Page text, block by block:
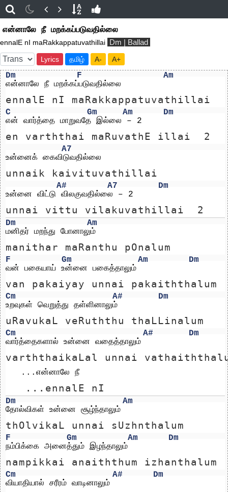
என்னாலே நீ மறக்கப்படுவதில்லை
ennalE nI maRakkappatuvathillai Dm | Ballad
Lyrics தமிழ் A- A+
Dm F
Am
என்னாலே நீ மறக்கப்படுவதில்லை
ennalE nI maRakkappatuvathillai
C Gm Am
Dm
என் வார்த்தை மாறுவதே இல்லை – 2
en varththai maRuvathE illai  2
A7
உன்னைக் கைவிடுவதில்லை
unnaik kaivituvathillai
A# A7
Dm
உன்னை விட்டு விலகுவதில்லை – 2
unnai vittu vilakuvathillai  2
Dm
Am
மனிதர் மறந்து போனாலும்
manithar maRanthu pOnalum
F Gm Am
Dm
வன் பகையாய் உன்னை பகைத்தாலும்
van pakaiyay unnai pakaiththalum
Cm A#
Dm
உறவுகள் வெறுத்து தள்ளினாலும்
uRavukaL veRuththu thaLLinalum
Cm A#
Dm
வார்த்தைகளால் உன்னை வதைத்தாலும்
varththaikaLal unnai
   ...என்னாலே நீ
   ...ennalE nI
Dm
Am
தோல்விகள் உன்னை சூழ்ந்தாலும்
thOlvikaL unnai sUzhnthalum
F Gm Am
Dm
நம்பிக்கை அனைத்தும் இழந்தாலும்
nampikkai anaiththum izhanthalum
Cm A#
Dm
வியாதியால் சரீரம் வாடினாலும்